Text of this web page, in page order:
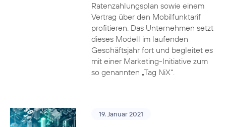
Ratenzahlungsplan sowie einem
Vertrag über den Mobilfunktarif
profitieren. Das Unternehmen setzt
dieses Modell im laufenden
Geschäftsjahr fort und begleitet es
mit einer Marketing-Initiative zum
so genannten „Tag NiX“.
19. Januar 2021